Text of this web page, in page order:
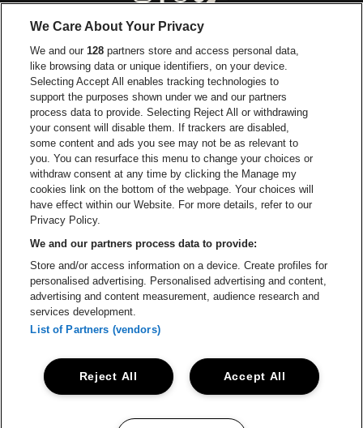
Ga naar de website van Europcar
Ga naar de
Ga naar de website van Coca-Cola
Ga naar de website van
Ga naar
Ga naar de website van Champagne
Ga naar de website
Ga naar de website van Het logo van
Ga naar de website
Ga naar de
Ga naar
Capitole Gent is een deel van be•at
Capitole Gent
Be-At Venues
Schijnpoortweg 119, 2170 Antwerpen
BTW (BE) 0461.051.688 - RPR Antwerpen
BNP Paribas Fortis - IBAN: BE93 2200 4925 0067 - BIC:
GEBABEBB
ProclaimerCookiesManage my cookiesPrivacy
We Care About Your Privacy
We and our128 partners store and access personal data,
like browsing data or unique identifiers, on your device.
Selecting Accept All enables tracking technologies to
support the purposes shown under we and our partners
process data to provide. Selecting Reject All or withdrawing
your consent will disable them. If trackers are disabled,
some content and ads you see may not be as relevant to
you. You can resurface this menu to change your choices or
withdraw consent at any time by clicking the Manage my
cookies link on the bottom of the webpage. Your choices will
have effect within our Website. For more details, refer to our
Privacy Policy.
We and our partners process data to provide:
Store and/or access information on a device. Create profiles for
personalised advertising. Personalised advertising and content,
advertising and content measurement, audience research and
services development.
List of Partners (vendors)
Accept All
Reject All